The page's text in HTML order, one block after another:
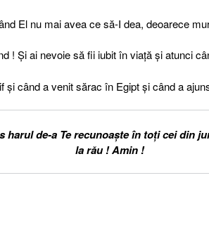
El nu mai avea ce să-I dea, deoarece
! Și ai nevoie să fii iubit în viață și atunci
și când a venit sărac în Egipt și când a
harul de-a Te recunoaște în toți cei din
la rău ! Amin !